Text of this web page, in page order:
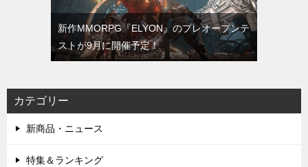
新作MMORPG『ELYON』のプレオープンテ
ストが9月に開催予定！
カテゴリー
新商品・ニュース
特集＆ランキング